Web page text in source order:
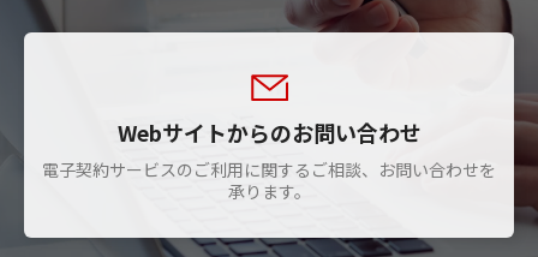
Webサイトからのお問い合わせ
電子契約サービスのご利用に関するご相談、お問い合わせを
承ります。